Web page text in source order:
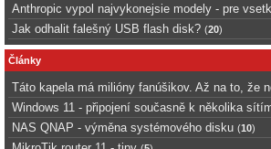
Anthropic vypol najvykonejsie modely - pre
Jak odhalit falešný USB flash disk? (20)
Články
Táto kapela má milióny fanúšikov. Až na to, že
Windows 11 - připojení současně k několika
NAS QNAP - výměna systémového disku (10)